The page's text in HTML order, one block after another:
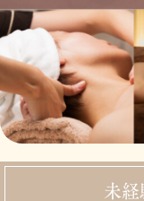
未経